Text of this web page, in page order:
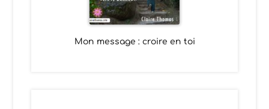
Mon message : croire en toi